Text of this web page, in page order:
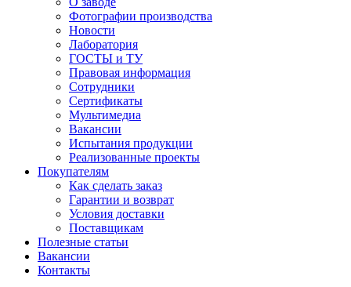
Фотографии производства
Новости
Лаборатория
ГОСТЫ и ТУ
Правовая информация
Сотрудники
Сертификаты
Мультимедиа
Вакансии
Испытания продукции
Реализованные проекты
Покупателям
Как сделать заказ
Гарантии и возврат
Условия доставки
Поставщикам
Полезные статьи
Вакансии
Контакты